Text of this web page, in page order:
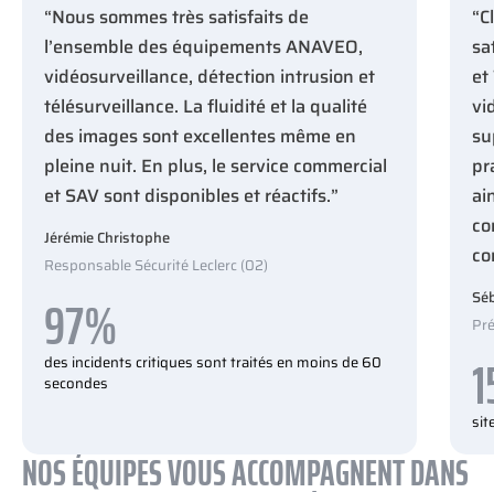
“Nous sommes très satisfaits de
l’ensemble des équipements ANAVEO,
vidéosurveillance, détection intrusion et
télésurveillance. La fluidité et la qualité
des images sont excellentes même en
pleine nuit. En plus, le service commercial
et SAV sont disponibles et réactifs.”
Jérémie Christophe
Responsable Sécurité Leclerc (02)
97%
des incidents critiques sont traités en moins de 60
secondes
et
NOS ÉQUIPES VOUS ACCOMPAGNENT DANS